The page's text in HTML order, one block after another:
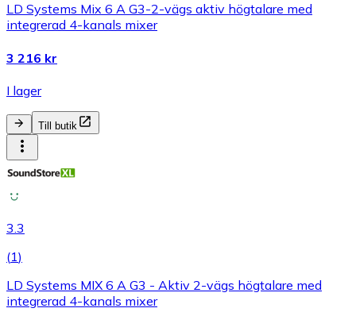
LD Systems Mix 6 A G3-2-vägs aktiv högtalare med
integrerad 4-kanals mixer
3 216 kr
I lager
Till butik
3.3
(1)
LD Systems MIX 6 A G3 - Aktiv 2-vägs högtalare med
integrerad 4-kanals mixer